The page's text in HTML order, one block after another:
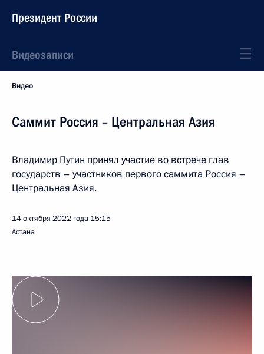
Президент России
Видеозаписи
Видео
Саммит Россия – Центральная Азия
Владимир Путин принял участие во встрече глав
государств – участников первого саммита Россия –
Центральная Азия.
14 октября 2022 года 15:15
Астана